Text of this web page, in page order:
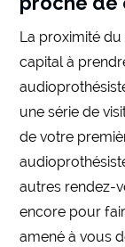
La proximité du
capital à
une série de
de votre
autres rendez-
encore pour
amené à vous